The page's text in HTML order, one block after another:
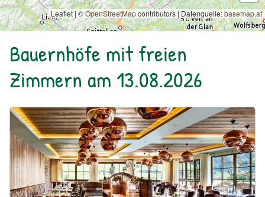
Leaflet | ©OpenStreetMapcontributors | Datenquelle:basemap.at
Bauernhöfe mit freien
Zimmern am 13.08.2026
Urlaub am Bauernhof: Familien Natur Resort Moar Gut